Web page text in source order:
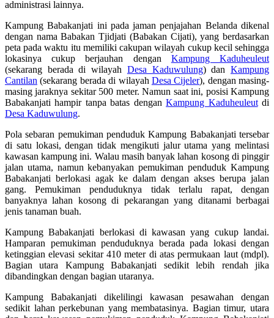
administrasi lainnya.
Kampung Babakanjati ini pada jaman penjajahan Belanda dikenal
dengan nama Babakan Tjidjati (Babakan Cijati), yang berdasarkan
peta pada waktu itu memiliki cakupan wilayah cukup kecil sehingga
lokasinya cukup berjauhan dengan Kampung Kaduheuleut
(sekarang berada di wilayah Desa Kaduwulung) danKampung
Cantilan (sekarang berada di wilayah Desa Cijeler), dengan masing-
masing jaraknya sekitar 500 meter. Namun saat ini, posisi Kampung
Babakanjati hampir tanpa batas denganKampung Kaduheuleutdi
Desa Kaduwulung.
Pola sebaran pemukiman penduduk Kampung Babakanjati tersebar
di satu lokasi, dengan tidak mengikuti jalur utama yang melintasi
kawasan kampung ini. Walau masih banyak lahan kosong di pinggir
jalan utama, namun kebanyakan pemukiman penduduk Kampung
Babakanjati berlokasi agak ke dalam dengan akses berupa jalan
gang. Pemukiman penduduknya tidak terlalu rapat, dengan
banyaknya lahan kosong di pekarangan yang ditanami berbagai
jenis tanaman buah.
Kampung Babakanjati berlokasi di kawasan yang cukup landai.
Hamparan pemukiman penduduknya berada pada lokasi dengan
ketinggian elevasi sekitar 410 meter di atas permukaan laut (mdpl).
Bagian utara Kampung Babakanjati sedikit lebih rendah jika
dibandingkan dengan bagian utaranya.
Kampung Babakanjati dikelilingi kawasan pesawahan dengan
sedikit lahan perkebunan yang membatasinya. Bagian timur, utara